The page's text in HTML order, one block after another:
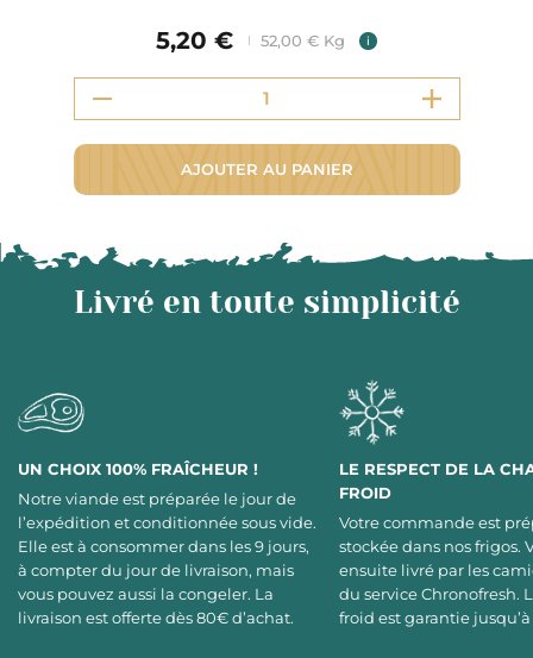
5,20 € 52,00 € Kg i
AJOUTER AU PANIER
Livré en toute simplicité
UN CHOIX 100% FRAÎCHEUR !
Notre viande est préparée le jour de
l’expédition et conditionnée sous vide.
Elle est à consommer dans les 9 jours,
à compter du jour de livraison, mais
vous pouvez aussi la congeler. La
livraison est offerte dès 80€ d’achat.
LE RESPECT DE LA
FROID
Votre commande est
stockée dans nos frigos.
ensuite livré par les
du service Chronofresh.
froid est garantie